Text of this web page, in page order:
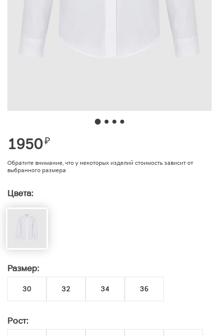
1950₽
Обратите внимание, что у некоторых изделий стоимость зависит от
выбранного размера
Цвета:
Размер:
30 32 34 36
Рост: